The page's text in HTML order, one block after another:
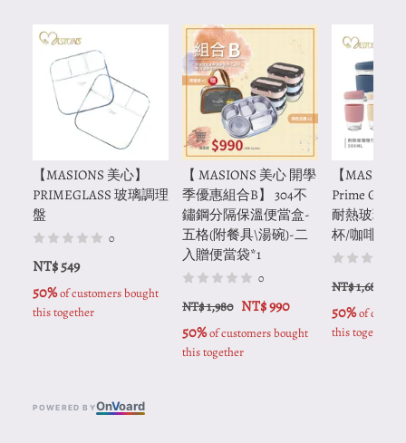
【MASIONS 美心】
PRIMEGLASS 玻璃調理
盤
0
NT$ 549
50% of customers bought
this together
【 MASIONS 美心 開學
季優惠組合B】 304不
鏽鋼分隔保溫便當盒-
五格(附餐具\湯碗)-二
入贈便當袋*1
0
NT$ 1,980 NT$ 990
50% of customers bought
this together
【
Prime
耐熱玻璃隨
杯/咖啡杯
NT$ 1,680
50% of
this together
POWERED BYOnVoard